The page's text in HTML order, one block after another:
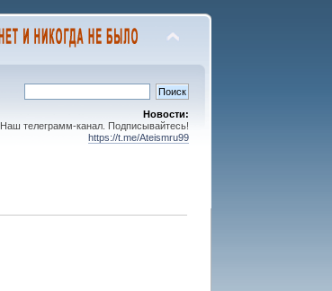
Новости:
Наш телеграмм-канал. Подписывайтесь!
https://t.me/Ateismru99